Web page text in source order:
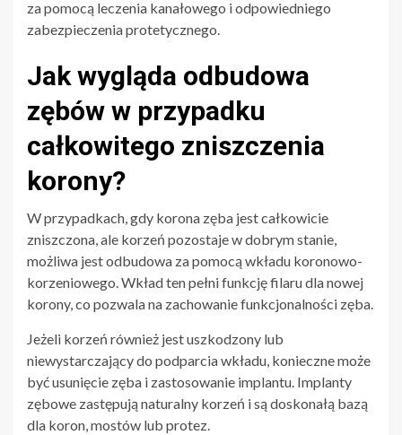
za pomocą leczenia kanałowego i odpowiedniego
zabezpieczenia protetycznego.
Jak wygląda odbudowa
zębów w przypadku
całkowitego zniszczenia
korony?
W przypadkach, gdy korona zęba jest całkowicie
zniszczona, ale korzeń pozostaje w dobrym stanie,
możliwa jest odbudowa za pomocą wkładu koronowo-
korzeniowego. Wkład ten pełni funkcję filaru dla nowej
korony, co pozwala na zachowanie funkcjonalności zęba.
Jeżeli korzeń również jest uszkodzony lub
niewystarczający do podparcia wkładu, konieczne może
być usunięcie zęba i zastosowanie implantu. Implanty
zębowe zastępują naturalny korzeń i są doskonałą bazą
dla koron, mostów lub protez.